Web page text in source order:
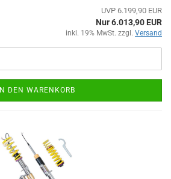
UVP 6.199,90 EUR
Nur 6.013,90 EUR
inkl. 19% MwSt. zzgl. Versand
IN DEN WARENKORB